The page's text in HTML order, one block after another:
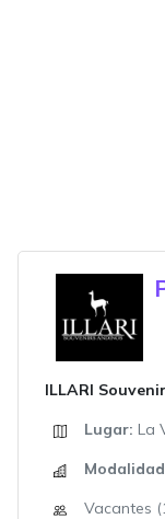
ILLARI
Lugar: La
Vacantes